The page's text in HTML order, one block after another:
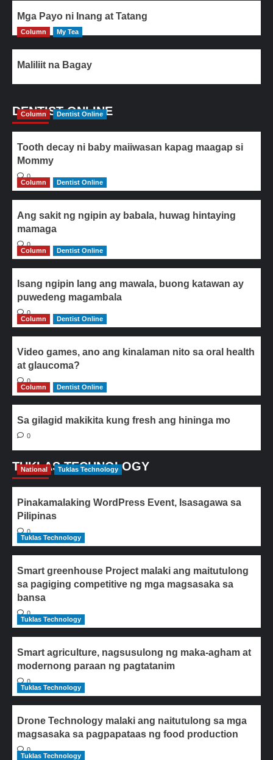
Mga Payo ni Inang at Tatang
Column My Tea
Maliliit na Bagay
DENTIST ONLINE
Column Dentist Online
Tooth decay ni baby maiiwasan kapag maagap si
Mommy
0
Column
Dentist Online
Ang sakit ng ngipin ay babala, huwag hintaying
mamaga
0
Column
Dentist Online
Isang ngipin lang ang mawala, buong katawan ay
puwedeng magambala
0
Column
Dentist Online
Video games, ano ang kinalaman nito sa oral health
at glaucoma?
0
Column
Dentist Online
Sa gilagid makikita kung fresh ang hininga mo
0
TUKLAS TECHNOLOGY
National Tuklas Technology
Pinakamalaking WordPress Event, Isasagawa sa
Pilipinas
0
Tuklas Technology
Smart greenhouse Project malaki ang maitutulong
sa pagiging competitive ng mga magsasaka sa
bansa
0
Tuklas Technology
Smart agriculture, nagsusulong ng maka-agham at
modernong paraan ng pagtatanim
0
Tuklas Technology
Drone Technology malaki ang naitutulong sa mga
magsasaka sa pagpapataas ng food production
0
Tuklas Technology